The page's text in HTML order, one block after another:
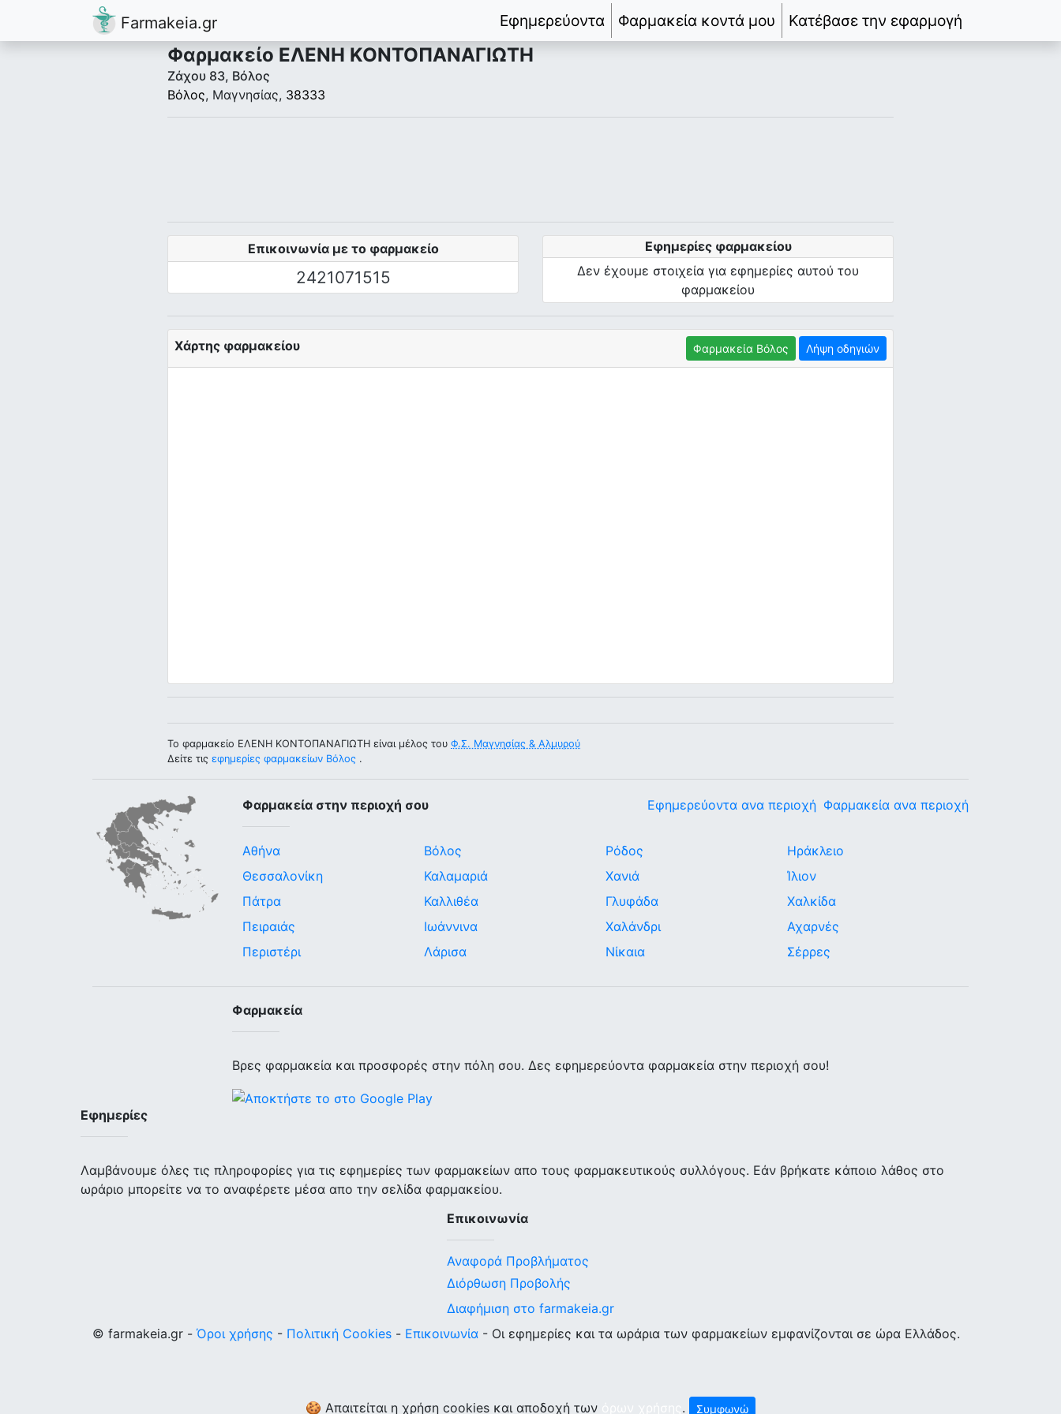
Farmakeia.gr Εφημερεύοντα Φαρμακεία κοντά μου Κατέβασε την εφαρμογή
Φαρμακείο ΕΛΕΝΗ ΚΟΝΤΟΠΑΝΑΓΙΩΤΗ
Ζάχου 83, Βόλος
Βόλος, Μαγνησίας, 38333
Επικοινωνία με το φαρμακείο
2421071515
Εφημερίες φαρμακείου
Δεν έχουμε στοιχεία για εφημερίες αυτού του
φαρμακείου
Χάρτης φαρμακείου Φαρμακεία Βόλος Λήψη οδηγιών
Το φαρμακείο ΕΛΕΝΗ ΚΟΝΤΟΠΑΝΑΓΙΩΤΗ είναι μέλος του Φ.Σ. Μαγνησίας & Αλμυρού
Δείτε τις εφημερίες φαρμακείων Βόλος .
Φαρμακεία στην περιοχή σου Φαρμακεία ανα περιοχή
Εφημερεύοντα ανα περιοχή
Αθήνα
Θεσσαλονίκη
Πάτρα
Πειραιάς
Περιστέρι
Βόλος
Καλαμαριά
Καλλιθέα
Ιωάννινα
Λάρισα
Ρόδος
Χανιά
Γλυφάδα
Χαλάνδρι
Νίκαια
Ηράκλειο
Ίλιον
Χαλκίδα
Αχαρνές
Σέρρες
Φαρμακεία
Βρες φαρμακεία και προσφορές στην πόλη σου. Δες εφημερεύοντα φαρμακεία στην περιοχή σου!
Εφημερίες
Λαμβάνουμε όλες τις πληροφορίες για τις εφημερίες των φαρμακείων απο τους φαρμακευτικούς συλλόγους. Εάν βρήκατε κάποιο λάθος στο
ωράριο μπορείτε να το αναφέρετε μέσα απο την σελίδα φαρμακείου.
Επικοινωνία
Αναφορά Προβλήματος
Διόρθωση Προβολής
Διαφήμιση στο farmakeia.gr
© farmakeia.gr - Όροι χρήσης - Πολιτική Cookies - Επικοινωνία - Οι εφημερίες και τα ωράρια των φαρμακείων εμφανίζονται σε ώρα Ελλάδος.
🍪 Απαιτείται η χρήση cookies και αποδοχή των . Συμφωνώ